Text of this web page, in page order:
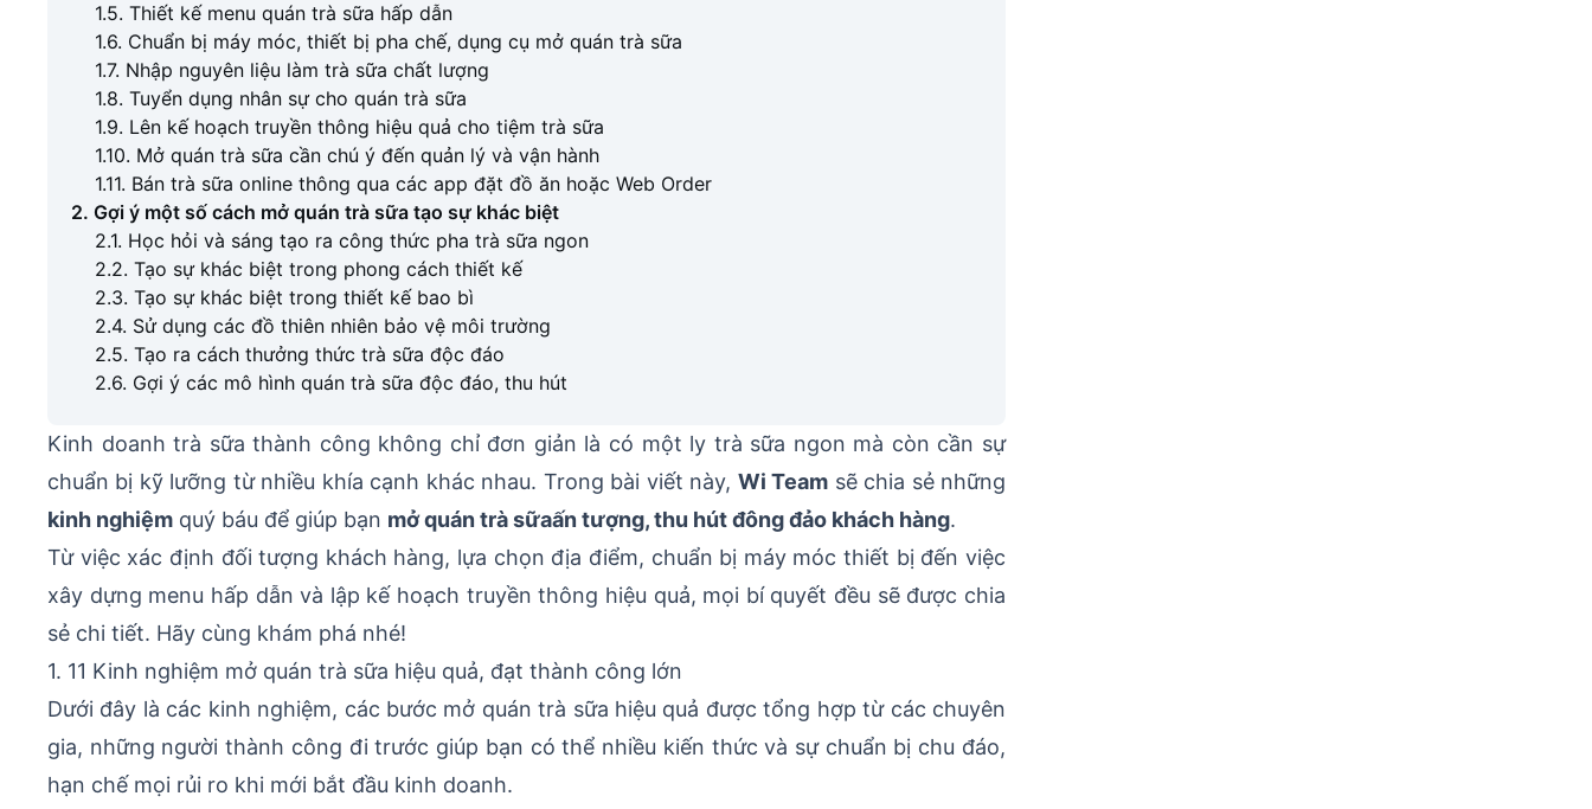
1.5. Thiết kế menu quán trà sữa hấp dẫn
1.6. Chuẩn bị máy móc, thiết bị pha chế, dụng cụ mở quán trà sữa
1.7. Nhập nguyên liệu làm trà sữa chất lượng
1.8. Tuyển dụng nhân sự cho quán trà sữa
1.9. Lên kế hoạch truyền thông hiệu quả cho tiệm trà sữa
1.10. Mở quán trà sữa cần chú ý đến quản lý và vận hành
1.11. Bán trà sữa online thông qua các app đặt đồ ăn hoặc Web Order
2. Gợi ý một số cách mở quán trà sữa tạo sự khác biệt
2.1. Học hỏi và sáng tạo ra công thức pha trà sữa ngon
2.2. Tạo sự khác biệt trong phong cách thiết kế
2.3. Tạo sự khác biệt trong thiết kế bao bì
2.4. Sử dụng các đồ thiên nhiên bảo vệ môi trường
2.5. Tạo ra cách thưởng thức trà sữa độc đáo
2.6. Gợi ý các mô hình quán trà sữa độc đáo, thu hút
Kinh doanh trà sữa thành công không chỉ đơn giản là có một ly trà sữa ngon mà còn cần sự
chuẩn bị kỹ lưỡng từ nhiều khía cạnh khác nhau. Trong bài viết này, Wi Team sẽ chia sẻ những
kinh nghiệm quý báu để giúp bạn mở quán trà sữaấn tượng, thu hút đông đảo khách hàng.
Từ việc xác định đối tượng khách hàng, lựa chọn địa điểm, chuẩn bị máy móc thiết bị đến việc
xây dựng menu hấp dẫn và lập kế hoạch truyền thông hiệu quả, mọi bí quyết đều sẽ được chia
sẻ chi tiết. Hãy cùng khám phá nhé!
1. 11 Kinh nghiệm mở quán trà sữa hiệu quả, đạt thành công lớn
Dưới đây là các kinh nghiệm, các bước mở quán trà sữa hiệu quả được tổng hợp từ các chuyên
gia, những người thành công đi trước giúp bạn có thể nhiều kiến thức và sự chuẩn bị chu đáo,
hạn chế mọi rủi ro khi mới bắt đầu kinh doanh.